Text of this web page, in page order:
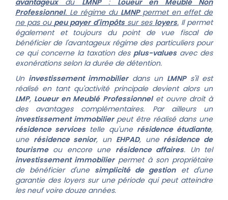
avantageuxdu LMNP: Loueur en Meublé Non
Professionnel. Le régime du LMNPpermet en effet de
ne pas oupeu payer d'impôtssur ses loyers.Il permet
également et toujours du point de vue fiscal de
bénéficier de l'avantageux régime des particuliers pour
ce qui concerne la taxation desplus-valuesavec des
exonérations selon la durée de détention.
Un investissement immobilierdans un LMNPs'il est
réalisé en tant qu'activité principale devient alors un
LMP, Loueur en Meublé Professionnelet ouvre droit à
des avantages complémentaires. Par ailleurs un
investissement immobilierpeut être réalisé dans une
résidence servicestelle qu'une résidence étudiante,
une résidence senior, un EHPAD, une résidence de
tourismeou encore une résidence affaires. Un tel
investissement immobilierpermet à son propriétaire
de bénéficier d'une simplicité de gestionet d'une
garantie des loyers sur une période qui peut atteindre
les neuf voire douze années.